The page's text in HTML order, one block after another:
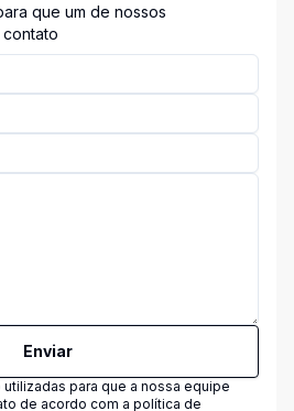
que um de nossos
Enviar
para que a nossa equipe
de acordo com a política de